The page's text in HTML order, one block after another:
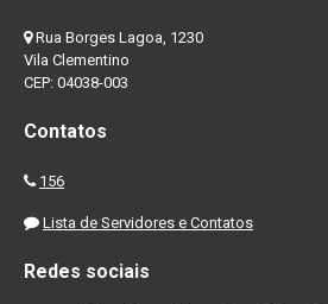
Rua Borges Lagoa, 1230
Vila Clementino
CEP: 04038-003
Contatos
156
Lista de Servidores e Contatos
Redes sociais